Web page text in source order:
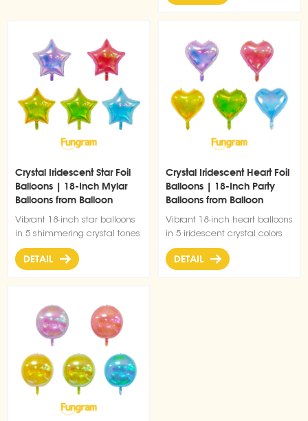
Crystal Iridescent Star Foil
Balloons | 18-Inch Mylar
Balloons from Balloon
Vibrant 18-inch star balloons
in 5 shimmering crystal tones
DETAIL
Crystal Iridescent Heart Foil
Balloons | 18-Inch Party
Balloons from Balloon
Vibrant 18-inch heart balloons
in 5 iridescent crystal colors
DETAIL